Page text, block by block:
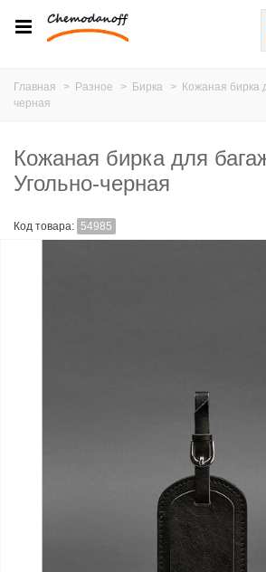
Главная > Разное > Бирка > Кожаная бирка
черная
Кожаная бирка для
Угольно-черная
Код товара: 54985